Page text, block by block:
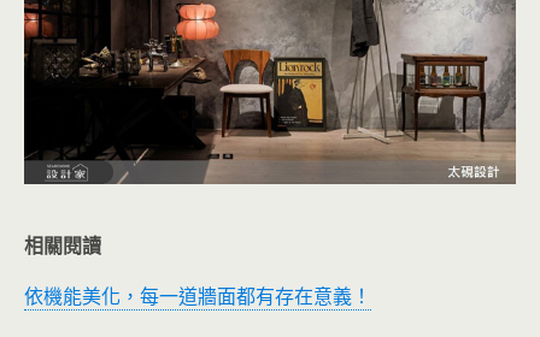
相關閱讀
依機能美化，每一道牆面都有存在意義！